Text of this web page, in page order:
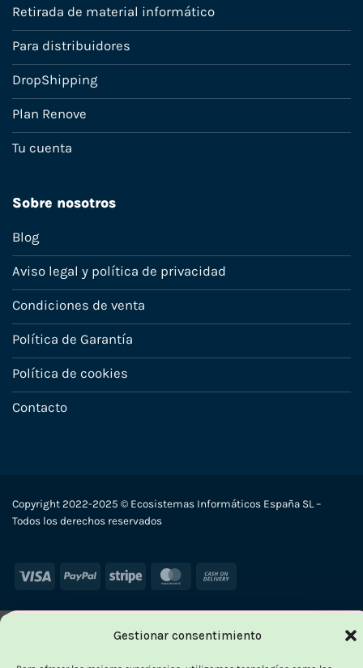
Gestionar consentimiento
Retirada de material informático
Para distribuidores
DropShipping
Plan Renove
Tu cuenta
Sobre nosotros
Blog
Aviso legal y política de privacidad
Condiciones de venta
Política de Garantía
Política de cookies
Contacto
Copyright 2022-2025 © Ecosistemas Informáticos España SL –
Todos los derechos reservados
Visa PayPal Stripe MasterCard
Delivery